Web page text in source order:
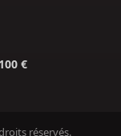
€
réservés.